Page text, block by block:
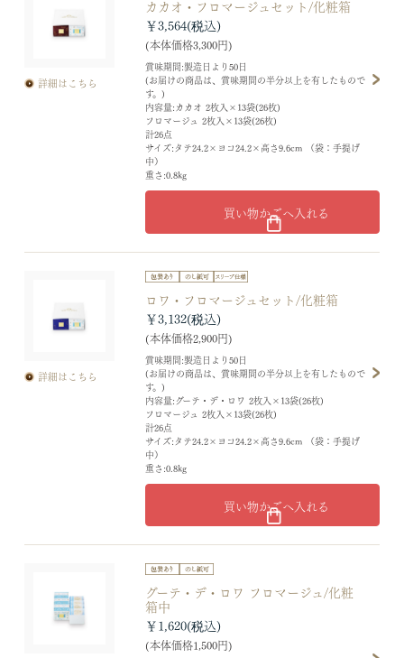
詳細はこちら
カカオ・フロマージュセット/化粧箱
賞味期間:製造日より50日
(お届けの商品は、賞味期間の半分以上を有したもので
す。)
内容量:カカオ 2枚入×13袋(26枚)
フロマージュ 2枚入×13袋(26枚)
計26点
サイズ:タテ24.2×ヨコ24.2×高さ9.6cm （袋：手提げ
中）
重さ:0.8kg
￥3,564
(本体価格3,300円)
買い物かごへ入れる
詳細はこちら
ロワ・フロマージュセット/化粧箱
賞味期間:製造日より50日
(お届けの商品は、賞味期間の半分以上を有したもので
す。)
内容量:グーテ・デ・ロワ 2枚入×13袋(26枚)
フロマージュ 2枚入×13袋(26枚)
計26点
サイズ:タテ24.2×ヨコ24.2×高さ9.6cm （袋：手提げ
中）
重さ:0.8kg
￥3,132
(本体価格2,900円)
買い物かごへ入れる
グーテ・デ・ロワ フロマージュ/化粧
箱中
￥1,620
(本体価格1,500円)